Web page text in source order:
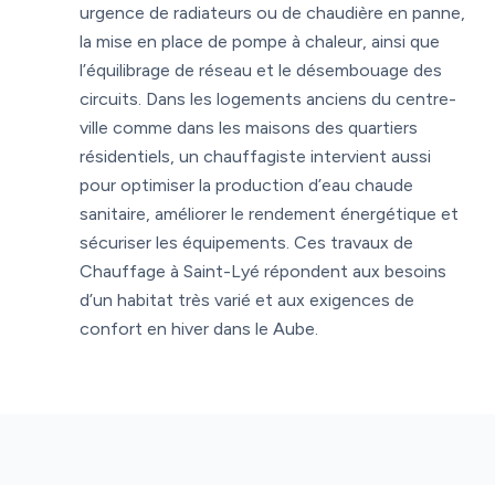
urgence de radiateurs ou de chaudière en panne,
la mise en place de pompe à chaleur, ainsi que
l’équilibrage de réseau et le désembouage des
circuits. Dans les logements anciens du centre-
ville comme dans les maisons des quartiers
résidentiels, un chauffagiste intervient aussi
pour optimiser la production d’eau chaude
sanitaire, améliorer le rendement énergétique et
sécuriser les équipements. Ces travaux de
Chauffage à Saint-Lyé répondent aux besoins
d’un habitat très varié et aux exigences de
confort en hiver dans le Aube.